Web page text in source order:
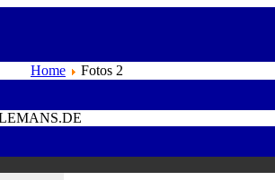
Home Fotos 2